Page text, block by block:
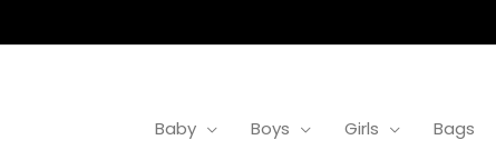
Baby Boys Girls Bags